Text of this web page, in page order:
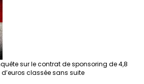
sur le contrat de sponsoring de 4,8
classée sans suite